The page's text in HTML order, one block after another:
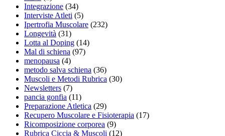
Integrazione (34)
Interviste Atleti (5)
Ipertrofia Muscolare (232)
Longevità (31)
Lotta al Doping (14)
Mal di schiena (97)
menopausa (4)
metodo salva schiena (36)
Muscoli e Metodi Rubrica (30)
Newsletters (7)
pancia gonfia (11)
Preparazione Atletica (29)
Recupero Muscolare e Fisioterapia (17)
Ricomposizione corporea (9)
Rubrica Ciccia & Muscoli (12)